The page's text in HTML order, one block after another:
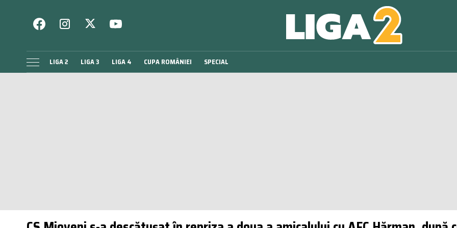
LIGA 2 LIGA 3 LIGA 4 CUPA ROMÂNIEI SPECIAL